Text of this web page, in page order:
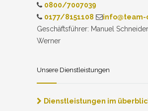
0800/7007039
0177/8151108
Geschäftsführer: Manuel
Werner
Unsere Dienstleistungen
Dienstleistungen im